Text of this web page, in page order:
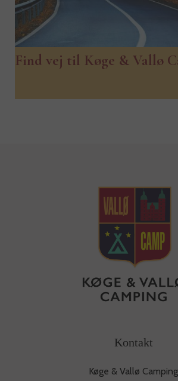
Find vej til Køge & Vallø
Kontakt
Køge & Vallø Camping